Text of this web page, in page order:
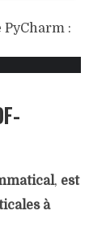
:
, est
à